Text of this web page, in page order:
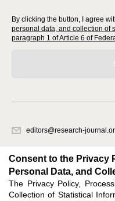
By clicking the button, I agree
personal data, and collection of
paragraph 1 of Article 6 of
editors@research-
office 1
Consent to the Privacy
Personal Data, and
The Privacy Policy,
Collection of Statistical